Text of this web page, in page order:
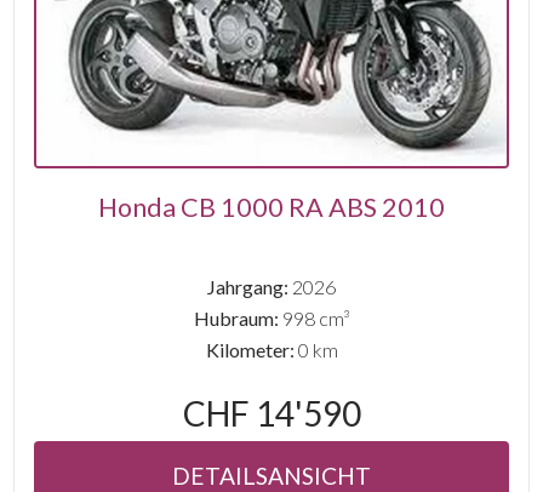
Honda CB 1000 RA ABS 2010
Jahrgang: 2026
Hubraum: 998 cm³
Kilometer: 0 km
CHF 14'590
DETAILSANSICHT